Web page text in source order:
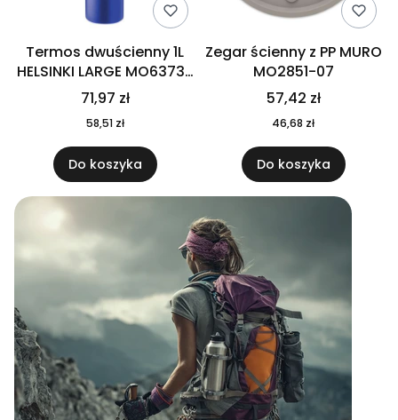
Termos dwuścienny 1L
HELSINKI LARGE MO6373-
04
71,97 zł
58,51 zł
Do koszyka
Zegar ścienny z PP MURO
MO2851-07
57,42 zł
46,68 zł
Do koszyka